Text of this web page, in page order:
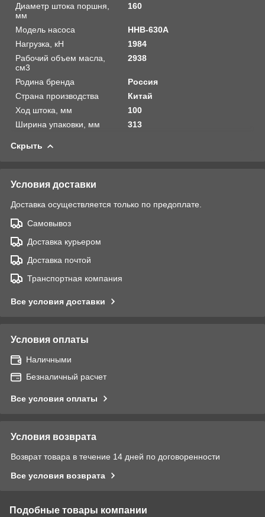
Диаметр штока поршня,
мм
160
Модель насоса
HHB-630A
Нагрузка, кН
1984
Рабочий объем масла,
см3
2938
Родина бренда
Россия
Страна производства
Китай
Ход штока, мм
100
Ширина упаковки, мм
313
Скрыть
Условия доставки
Доставка осуществляется только по предоплате.
Самовывоз
Доставка курьером
Доставка почтой
Транспортная компания
Все условия доставки
Условия оплаты
Наличными
Безналичный расчет
Все условия оплаты
Условия возврата
Возврат товара в течение 14 дней по договоренности
Все условия возврата
Подобные товары компании